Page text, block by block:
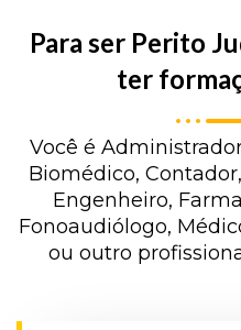
Para ser Perito
ter
Você é
Biomédico,
Engenheiro,
Fonoaudiólogo,
ou outro